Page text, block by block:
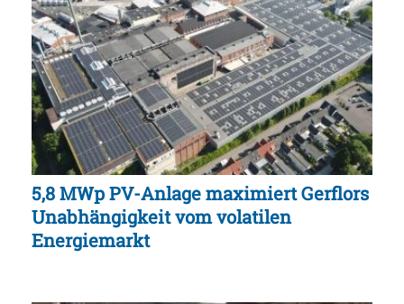
5,8 MWp PV-Anlage maximiert Gerflors
Unabhängigkeit vom volatilen
Energiemarkt